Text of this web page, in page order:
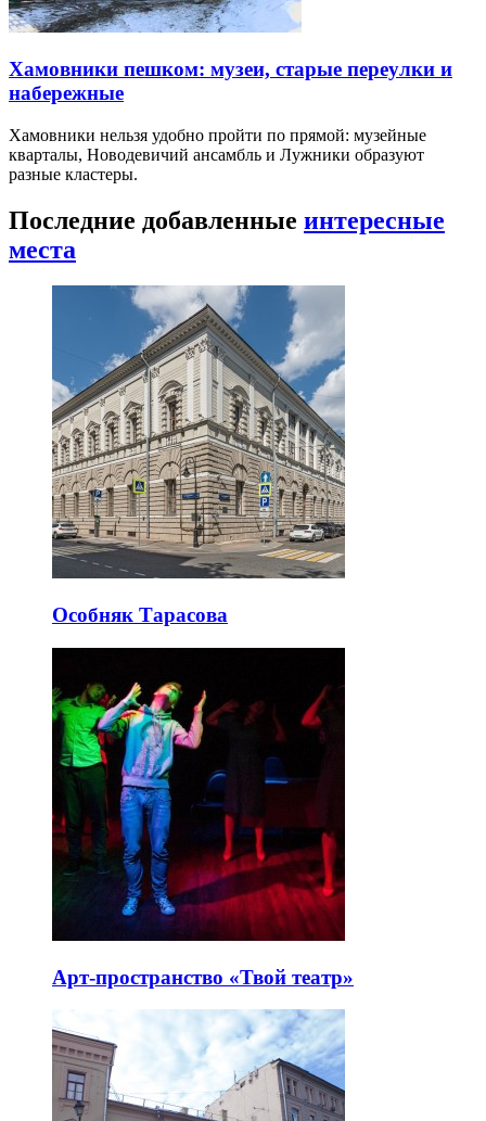
Хамовники пешком: музеи, старые переулки и
набережные
Хамовники нельзя удобно пройти по прямой: музейные
кварталы, Новодевичий ансамбль и Лужники образуют
разные кластеры.
Последние добавленные интересные
места
Особняк Тарасова
Арт-пространство «Твой театр»